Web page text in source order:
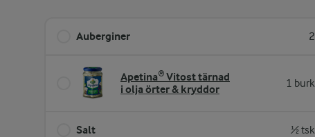
Auberginer 2
Apetina® Vitost tärnad
i olja örter & kryddor
1 burk
Salt ½ tsk